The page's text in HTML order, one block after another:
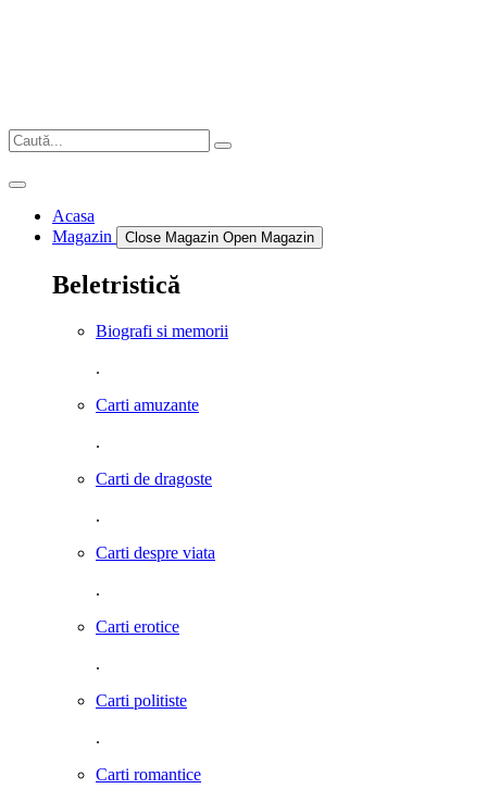
Acasa
Magazin
Close Magazin Open Magazin
Beletristică
Biografi si memorii
.
Carti amuzante
.
Carti de dragoste
.
Carti despre viata
.
Carti erotice
.
Carti politiste
.
Carti romantice